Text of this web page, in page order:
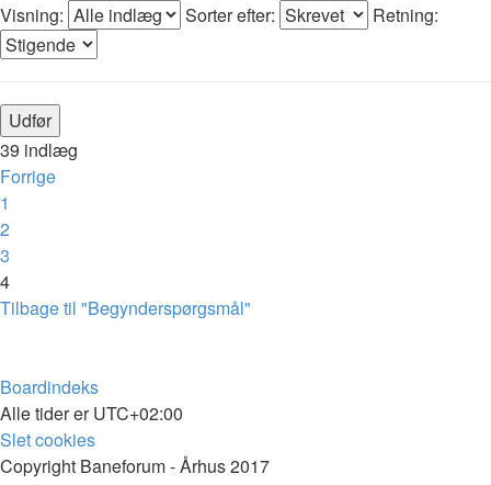
Visning:
Sorter efter: Retning:
39 indlæg
Forrige
1
2
3
4
Tilbage til "Begynderspørgsmål"
Boardindeks
Alle tider erUTC+02:00
Slet cookies
Copyright Baneforum - Århus 2017